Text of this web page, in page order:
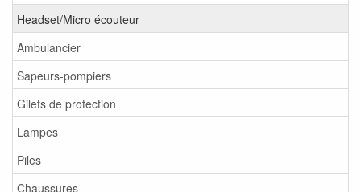
Headset/Micro écouteur
Ambulancier
Sapeurs-pompiers
Gilets de protection
Lampes
Piles
Chaussures